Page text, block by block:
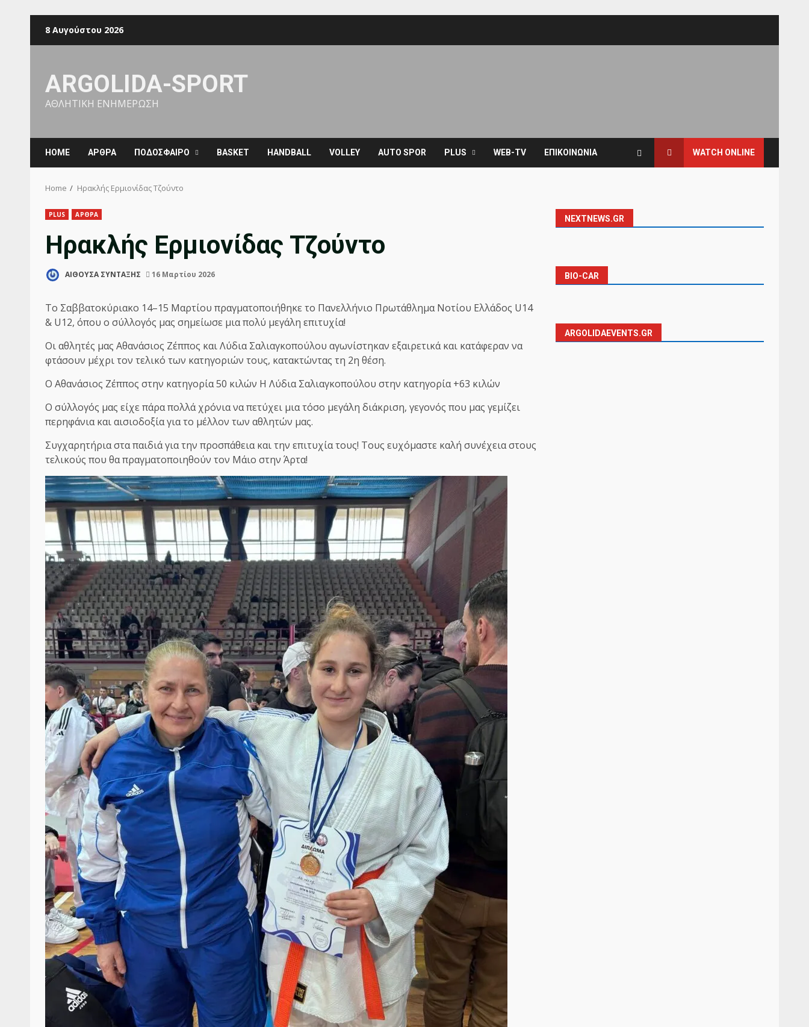
8 Αυγούστου 2026
ARGOLIDA-SPORT
ΑΘΛΗΤΙΚΗ ΕΝΗΜΕΡΩΣΗ
ΗΟΜΕ ΑΡΘΡΑ ΠΟΔΟΣΦΑΙΡΟ BASKET HANDBALL VOLLEY AUTO SPOR PLUS WEB-TV ΕΠΙΚΟΙΝΩΝΙΑ WATCH ONLINE
Home Ηρακλής Ερμιονίδας Τζούντο
PLUS ΑΡΘΡΑ
Ηρακλής Ερμιονίδας Τζούντο
ΑΙΘΟΥΣΑ ΣΥΝΤΑΞΗΣ 16 Μαρτίου 2026
Το Σαββατοκύριακο 14–15 Μαρτίου πραγματοποιήθηκε το Πανελλήνιο Πρωτάθλημα Νοτίου Ελλάδος U14
& U12, όπου ο σύλλογός μας σημείωσε μια πολύ μεγάλη επιτυχία!
Οι αθλητές μας Αθανάσιος Ζέππος και Λύδια Σαλιαγκοπούλου αγωνίστηκαν εξαιρετικά και κατάφεραν να
φτάσουν μέχρι τον τελικό των κατηγοριών τους, κατακτώντας τη 2η θέση.
Ο Αθανάσιος Ζέππος στην κατηγορία 50 κιλών Η Λύδια Σαλιαγκοπούλου στην κατηγορία +63 κιλών
Ο σύλλογός μας είχε πάρα πολλά χρόνια να πετύχει μια τόσο μεγάλη διάκριση, γεγονός που μας γεμίζει
περηφάνια και αισιοδοξία για το μέλλον των αθλητών μας.
Συγχαρητήρια στα παιδιά για την προσπάθεια και την επιτυχία τους! Τους ευχόμαστε καλή συνέχεια στους
τελικούς που θα πραγματοποιηθούν τον Μάιο στην Άρτα!
NEXTNEWS.GR
BIO-CAR
ARGOLIDAEVENTS.GR